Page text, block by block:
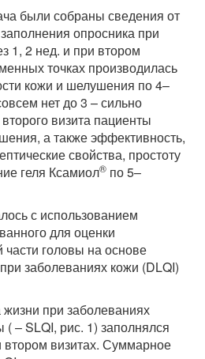
были собраны сведения от
опросника при
1, 2 нед. и при втором
точках производилась
кожи и шелушения по 4–
нет до 3 – сильно
визита пациенты
а также эффективность,
свойства, простоту
геля Ксамиол® по 5–
с использованием
для оценки
головы на основе
заболеваниях кожи (DLQI)
при заболеваниях
( – SLQI, рис. 1) заполнялся
визитах. Суммарное